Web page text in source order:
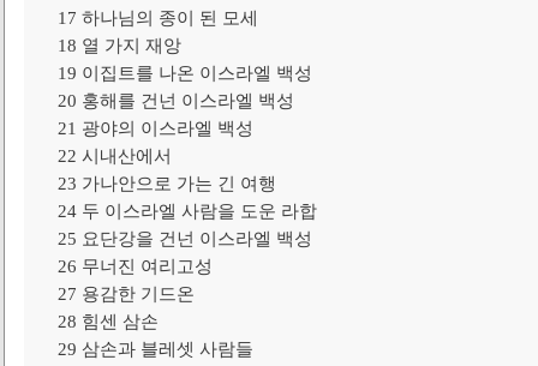
17 하나님의 종이 된 모세
18 열 가지 재앙
19 이집트를 나온 이스라엘 백성
20 홍해를 건넌 이스라엘 백성
21 광야의 이스라엘 백성
22 시내산에서
23 가나안으로 가는 긴 여행
24 두 이스라엘 사람을 도운 라합
25 요단강을 건넌 이스라엘 백성
26 무너진 여리고성
27 용감한 기드온
28 힘센 삼손
29 삼손과 블레셋 사람들